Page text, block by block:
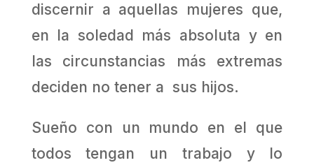
discernir a aquellas mujeres que,
en la soledad más absoluta y en
las circunstancias más extremas
deciden no tener a sus hijos.
Sueño con un mundo en el que
todos tengan un trabajo y lo